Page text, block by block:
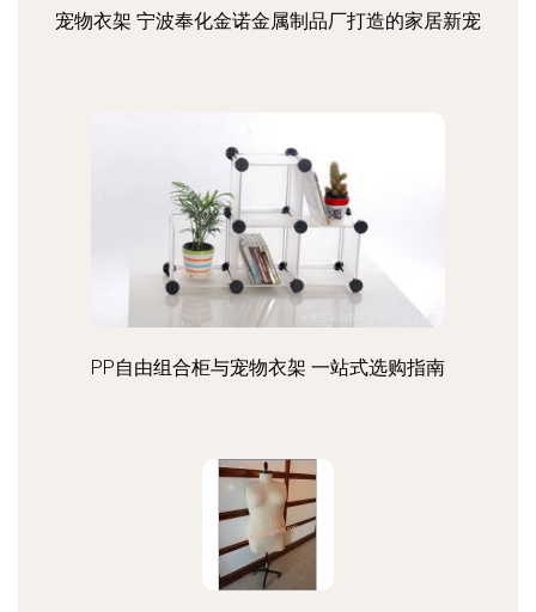
宠物衣架 宁波奉化金诺金属制品厂打造的家居新宠
PP自由组合柜与宠物衣架 一站式选购指南